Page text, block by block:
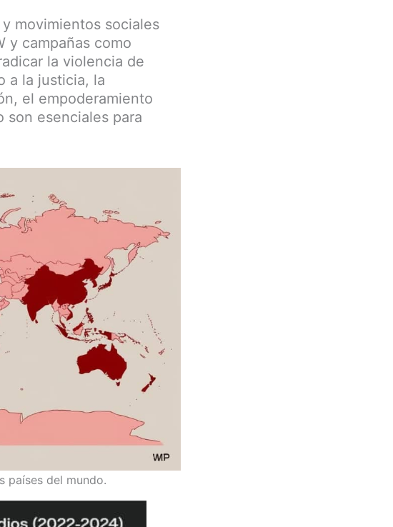
movimientos sociales
y campañas como
la violencia de
a la justicia, la
el empoderamiento
esenciales para
países del mundo.